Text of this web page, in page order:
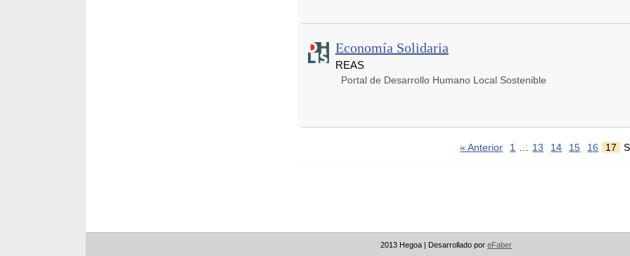
Economía Solidaria
REAS
Portal de Desarrollo Humano Local Sostenible
« Anterior 1 13 14 15 16 17
2013 Hegoa | Desarrollado por eFaber